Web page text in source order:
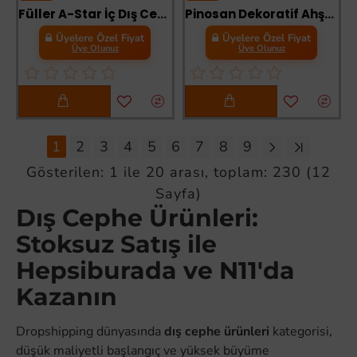
Füller A-Star İç Dış Cephe Astar 3,5 Kg Beyaz
Üyelere Özel Fiyat
Üye Olunuz
Pinosan Dekoratif Ahşap Verniği 0,75 Litre 8042 Klasik Açık Meşe
Üyelere Özel Fiyat
Üye Olunuz
1 2 3 4 5 6 7 8
9
Gösterilen: 1 ile 20 arası, toplam: 230 (12
Sayfa)
Dış Cephe Ürünleri:
Stoksuz Satış ile
Hepsiburada ve N11'da
Kazanın
Dropshipping dünyasında dış cephe ürünleri kategorisi,
düşük maliyetli başlangıç ve yüksek büyüme